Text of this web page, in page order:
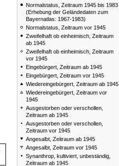
Normalstatus, Zeitraum 1945 bis 1983
(Erhebung der Geländedaten zum
Bayernatlas: 1967-1983)
Normalstatus, Zeitraum vor 1945
Zweifelhaft ob einheimisch, Zeitraum
ab 1945
Zweifelhaft ob einheimisch, Zeitraum
vor 1945
Eingebürgert, Zeitraum ab 1945
Eingebürgert, Zeitraum vor 1945
Wiedereingebürgert, Zeitraum ab 1945
Wiedereingebürgert, Zeitraum vor
1945
Ausgestorben oder verschollen,
Zeitraum ab 1945
Ausgestorben oder verschollen,
Zeitraum vor 1945
Angesalbt, Zeitraum ab 1945
Angesalbt, Zeitraum vor 1945
Synanthrop, kultiviert, unbeständig,
Zeitraum ab 1945